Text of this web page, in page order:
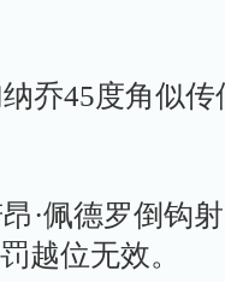
45度角似传
佩德罗倒钩射
越位无效。